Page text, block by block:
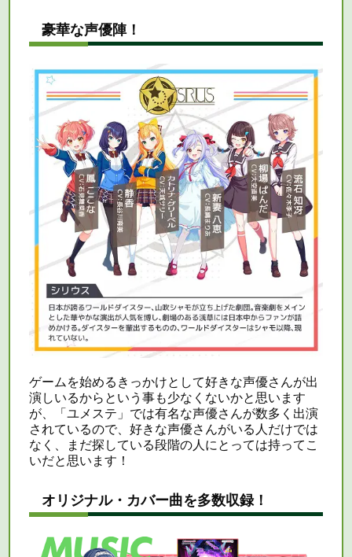
豪華な声優陣！
ゲームを始めるきっかけとして好きな声優さんが出
演しいるからという事も少なくないかと思います
が、「ユメステ」では有名な声優さんが数多く出演
されているので、好きな声優さんがいる人だけでは
なく、まだ探している段階の人にとっては持ってこ
いだと思います！
オリジナル・カバー曲を多数収録！